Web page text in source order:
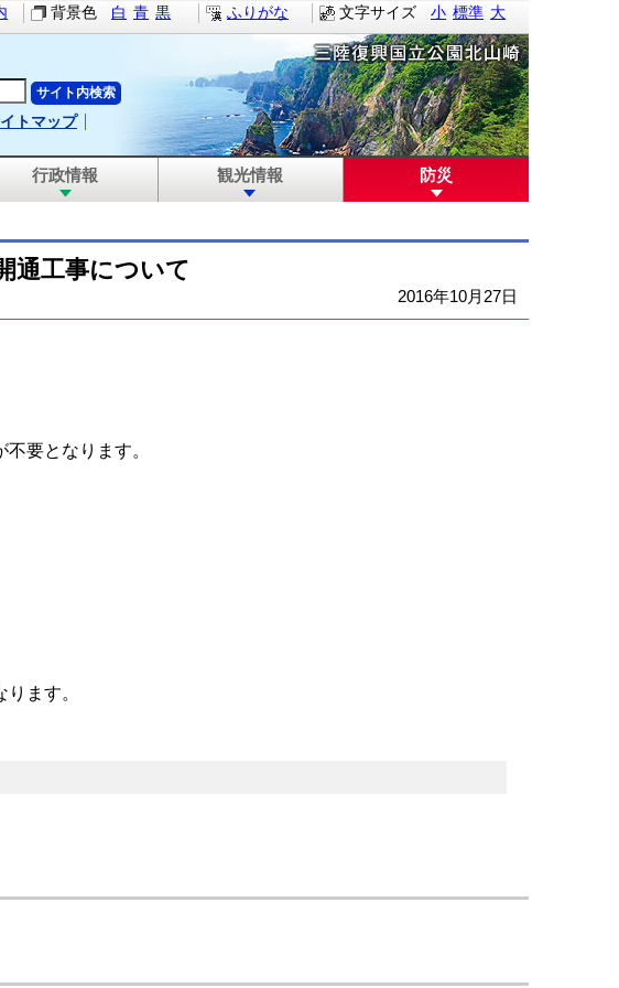
文字サイズ 小 標準 大
背景色 白 青 黒 ふりがな
トマップ
行政情報 観光情報 防災
通工事について
2016年10月27日
要となります。
ます。